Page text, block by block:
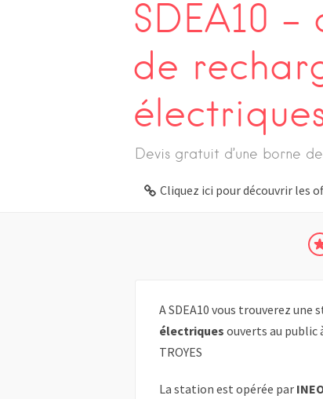
SDEA10
de
Devis gratuit d’une borne
Cliquez ici pour découvrir les
A SDEA10 vous trouverez
électriques ouverts au public
TROYES
La station est opérée par